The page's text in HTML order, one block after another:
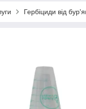
Гербіциди від